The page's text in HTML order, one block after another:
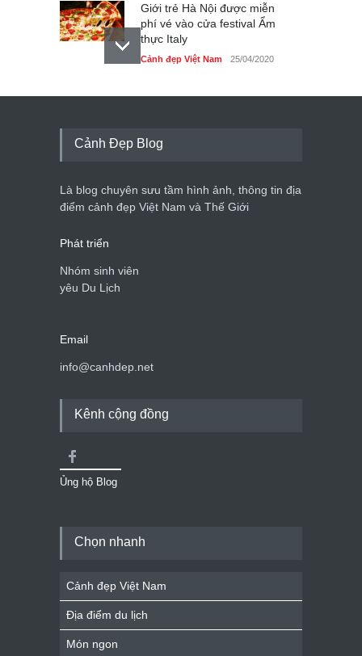
Giới trẻ Hà Nội được miễn
phí vé vào cửa festival Ẩm
thực Italy
Cảnh đẹp Việt Nam 25/04/2020
Tam giác mạch khoe sắc
du lịch quốc gia
Cảnh đẹp Việt Nam 24/04/2020
Cảnh Đẹp Blog
Là blog chuyên sưu tầm hình ảnh, thông tin địa
điểm cảnh đẹp Việt Nam và Thế Giới
Phát triển
Nhóm sinh viên
yêu Du Lịch
Email
info@canhdep.net
Kênh cộng đồng
Ủng hộ Blog
Chọn nhanh
Cảnh đẹp Việt Nam
Địa điểm du lịch
Món ngon